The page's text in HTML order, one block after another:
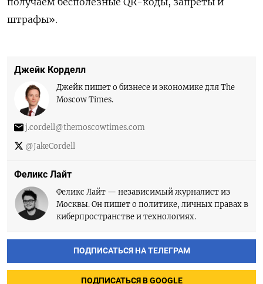
штрафы».
Джейк Корделл
Джейк пишет о бизнесе и экономике для The
Moscow Times.
j.cordell@themoscowtimes.com
@JakeCordell
Феликс Лайт
Феликс Лайт — независимый журналист из
Москвы. Он пишет о политике, личных правах в
киберпространстве и технологиях.
ПОДПИСАТЬСЯ НА ТЕЛЕГРАМ
ПОДПИСАТЬСЯ В GOOGLE